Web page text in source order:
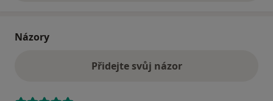
Názory
Přidejte svůj názor